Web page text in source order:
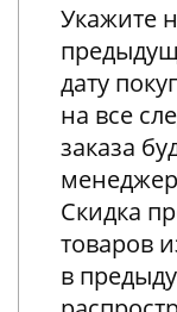
Укажите
дату
на все
заказа
Скидка
товаров
в